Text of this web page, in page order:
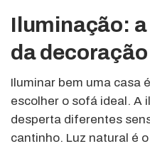
Iluminação:
da decoração
Iluminar bem uma casa
escolher o sofá ideal. A
desperta diferentes
cantinho. Luz natural é